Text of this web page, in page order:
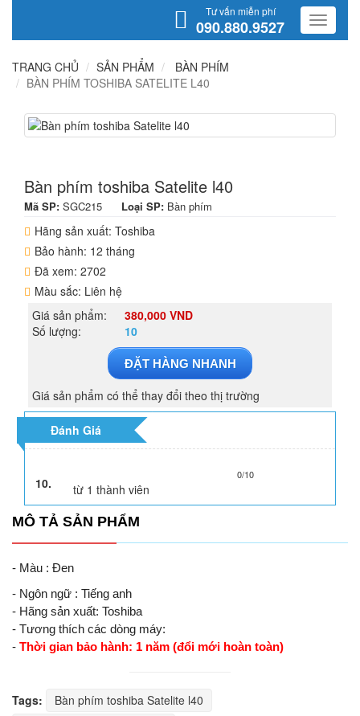
Tư vấn miễn phí
090.880.9527
TRANG CHỦ SẢN PHẨM
BÀN PHÍM
BÀN PHÍM TOSHIBA SATELITE L40
Bàn phím toshiba Satelite l40
Mã SP: SGC215 Loại SP: Bàn phím
Hãng sản xuất: Toshiba
Bảo hành: 12 tháng
Đã xem: 2702
Màu sắc: Liên hệ
Giá sản phẩm:
380,000 VND
Số lượng:
10
ĐẶT HÀNG NHANH
Giá sản phẩm có thể thay đổi theo thị trường
Đánh Giá
10.
0/10
từ 1 thành viên
MÔ TẢ SẢN PHẨM
- Màu : Đen
- Ngôn ngữ : Tiếng anh
- Hãng sản xuất: Toshiba
- Tương thích các dòng máy:
- Thời gian bảo hành: 1 năm (đổi mới hoàn toàn)
Tags:
Bàn phím toshiba Satelite l40